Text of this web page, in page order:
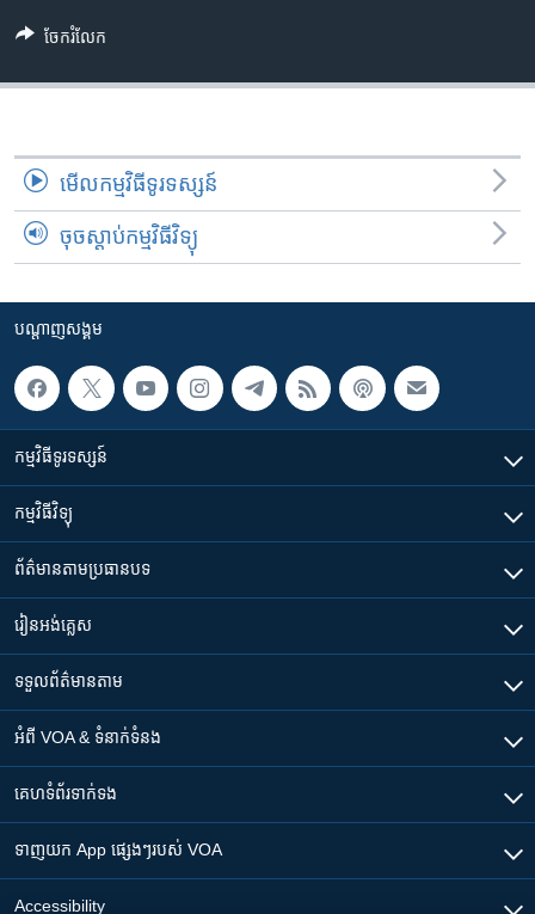
ទំព័រ​
ចែករំលែក
មើល​កម្មវិធី​ទូរទស្សន៍
ចុចស្តាប់កម្មវិធីវិទ្យុ
បណ្តាញ​សង្គម
កម្មវិធី​ទូរទស្សន៍
កម្មវិធី​វិទ្យុ
ព័ត៌មាន​តាមប្រធានបទ​
រៀន​​អង់គ្លេស
ទទួល​ព័ត៌មាន​តាម
អំពី​ VOA & ទំនាក់ទំនង
គេហទំព័រ​​ទាក់ទង
ទាញយក​ App ផ្សេងៗ​របស់​ VOA
Accessibility